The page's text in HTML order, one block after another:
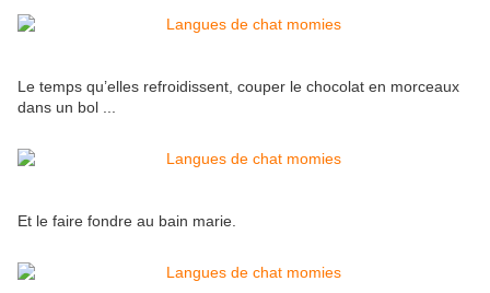
Le temps qu’elles refroidissent, couper le chocolat en morceaux
dans un bol ...
Et le faire fondre au bain marie.